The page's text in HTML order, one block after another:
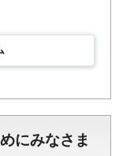
にみなさま